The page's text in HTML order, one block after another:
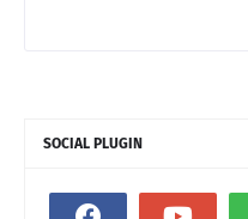
SOCIAL PLUGIN